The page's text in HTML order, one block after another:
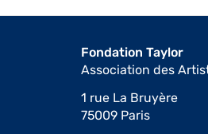
Fondation Taylor
Association des
1 rue La Bruyère
75009 Paris